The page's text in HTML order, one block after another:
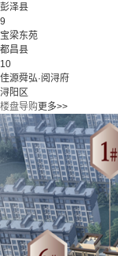
彭泽县
9
宝梁东苑
都昌县
10
佳源舜弘·阅浔府
浔阳区
楼盘导购更多>>